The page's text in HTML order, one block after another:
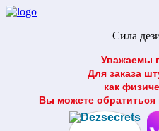
Сила
Уважаемы
Для заказа
как
Вы можете